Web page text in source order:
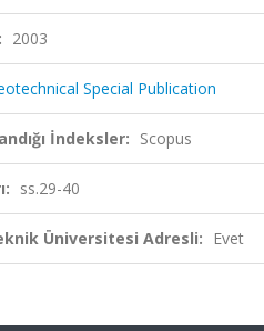
2003
Special Publication
İndeksler: Scopus
ss.29-40
Üniversitesi Adresli: Evet